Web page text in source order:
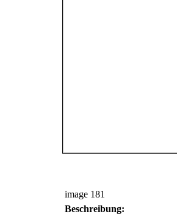
image 181
Beschreibung: